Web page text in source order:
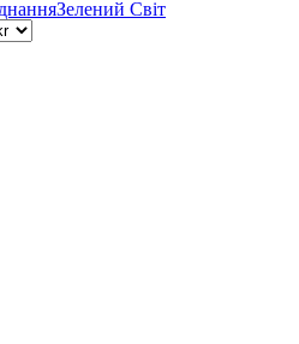
Зелений Світ